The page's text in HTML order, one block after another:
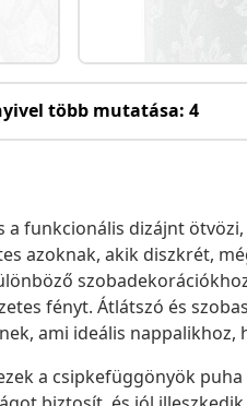
több mutatása: 4
funkcionális dizájnt
azoknak, akik diszkrét,
fényt. Átlátszó és
ami ideális nappalikhoz,
a csipkefüggönyök